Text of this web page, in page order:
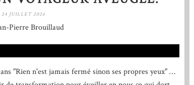
24 JUILLET 2026
Pierre Brouillaud
"Rien n'est jamais fermé sinon ses propres yeux" …